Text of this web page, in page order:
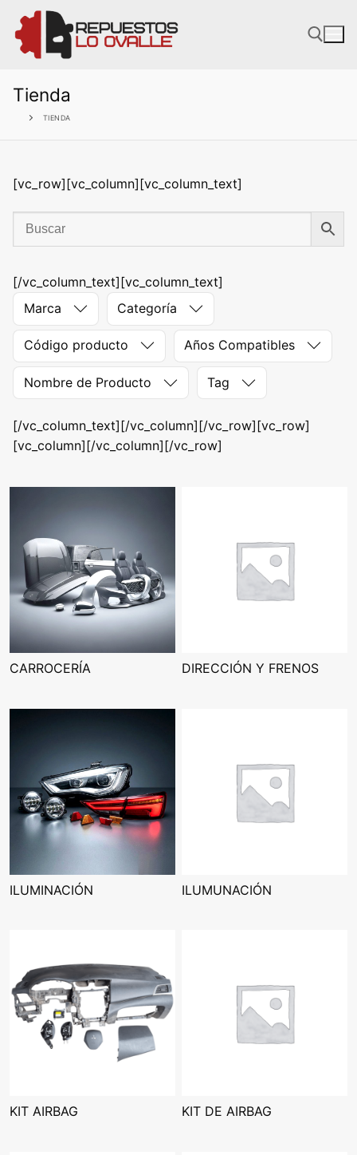
contenido
Tienda
TIENDA
[vc_row][vc_column][vc_column_text]
[/vc_column_text][vc_column_text]
Marca
Categoría
Código producto Años Compatibles
Nombre de Producto Tag
[/vc_column_text][/vc_column][/vc_row][vc_row]
[vc_column][/vc_column][/vc_row]
CARROCERÍA DIRECCIÓN Y FRENOS
ILUMINACIÓN ILUMUNACIÓN
KIT AIRBAG KIT DE AIRBAG